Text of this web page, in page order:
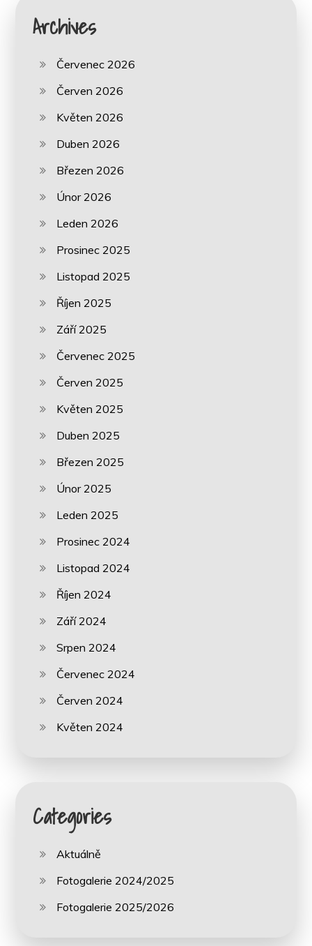
Archives
Červenec 2026
Červen 2026
Květen 2026
Duben 2026
Březen 2026
Únor 2026
Leden 2026
Prosinec 2025
Listopad 2025
Říjen 2025
Září 2025
Červenec 2025
Červen 2025
Květen 2025
Duben 2025
Březen 2025
Únor 2025
Leden 2025
Prosinec 2024
Listopad 2024
Říjen 2024
Září 2024
Srpen 2024
Červenec 2024
Červen 2024
Květen 2024
Categories
Aktuálně
Fotogalerie 2024/2025
Fotogalerie 2025/2026